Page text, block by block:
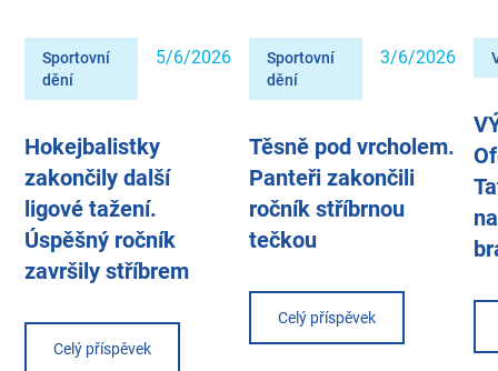
Sportovní
dění
5/6/2026
Hokejbalistky
zakončily další
ligové tažení.
Úspěšný ročník
završily stříbrem
Celý příspěvek
Sportovní
dění
3/6/2026
Těsně pod vrcholem.
Panteři zakončili
ročník stříbrnou
tečkou
Celý příspěvek